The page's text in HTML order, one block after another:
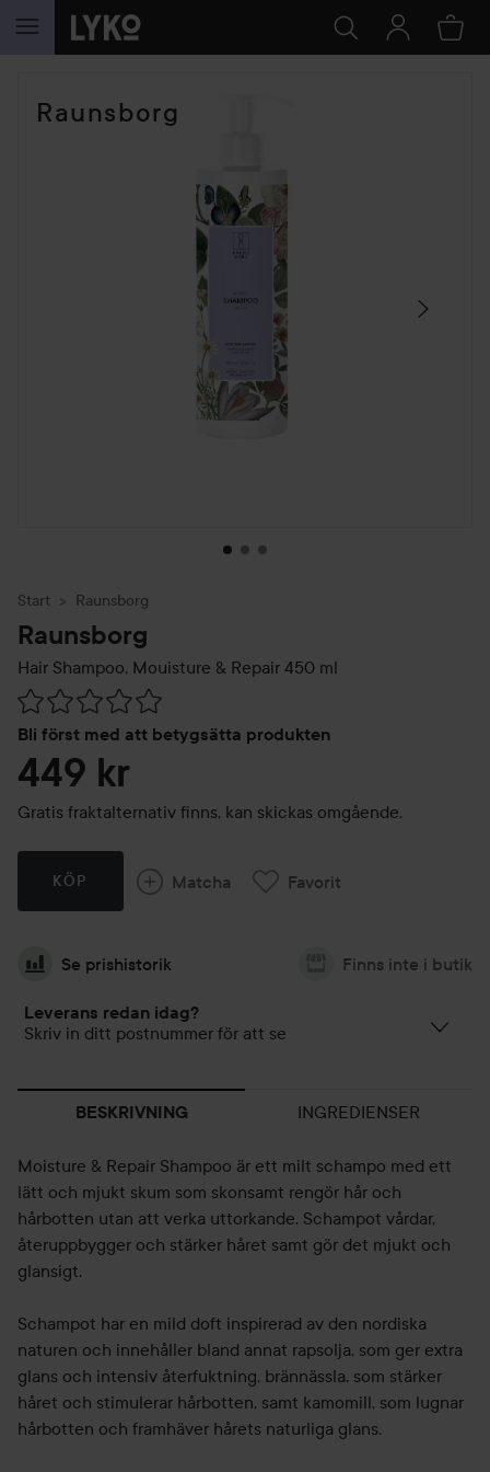
HOPPA TILL INNEHÅLLET
Raunsborg
HOPPA ÖVER SEKTIONEN
Start Raunsborg
Raunsborg
Hair Shampoo, Mouisture & Repair 450 ml
Bli först med att betygsätta produkten
Hoppa till Betyg & kommentarer
449 kr
Gratis fraktalternativ finns, kan skickas omgående.
KÖP Matcha Favorit
Se prishistorik Finns inte i butik
Leverans redan idag?
Skriv in ditt postnummer för att se
BESKRIVNING INGREDIENSER
Moisture & Repair Shampoo är ett milt schampo med ett
lätt och mjukt skum som skonsamt rengör hår och
hårbotten utan att verka uttorkande. Schampot vårdar,
återuppbygger och stärker håret samt gör det mjukt och
glansigt.
Schampot har en mild doft inspirerad av den nordiska
naturen och innehåller bland annat rapsolja, som ger extra
glans och intensiv återfuktning, brännässla, som stärker
håret och stimulerar hårbotten, samt kamomill, som lugnar
hårbotten och framhäver hårets naturliga glans.